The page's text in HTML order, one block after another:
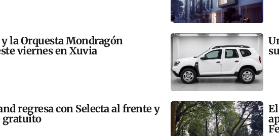
la Orquesta Mondragón
viernes en Xuvia
regresa con Selecta al frente y
gratuito